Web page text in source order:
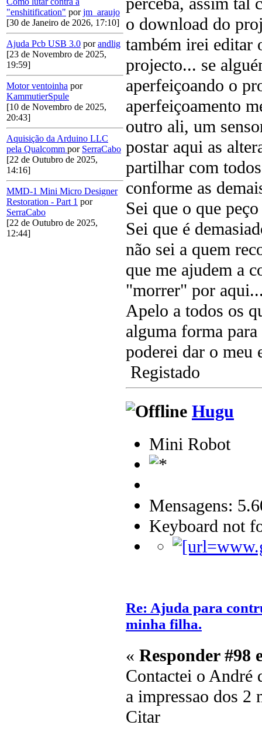
"enshitification" porjm_araujo
[30 de Janeiro de 2026, 17:10]
Ajuda Pcb USB 3.0 porandlig
[23 de Novembro de 2025,
19:59]
Motor ventoinha por
KammutierSpule
[10 de Novembro de 2025,
20:43]
Aquisição da Arduino LLC
pela Qualcomm por SerraCabo
[22 de Outubro de 2025,
14:16]
MMD-1 Mini Micro Designer
Restoration - Part 1 por
SerraCabo
[22 de Outubro de 2025,
12:44]
o download do
também irei editar
projecto... se
aperfeiçoando o
aperfeiçoamento
outro ali, um
postar aqui as
partilhar com
conforme as
Sei que o que
Sei que é
não sei a quem
que me ajudem a
"morrer" por
Apelo a todos os
alguma forma
poderei dar o meu
Registado
Hugu
Mini Robot
Mensagens:
Keyboard not
Re: Ajuda para
minha filha.
« Responder #98
Contactei o André
a impressao dos 2
Citar